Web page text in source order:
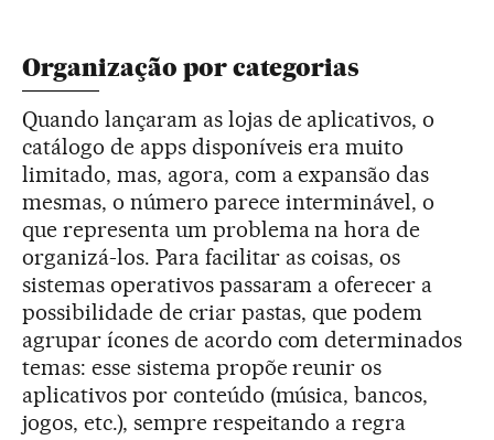
Organização por categorias
Quando lançaram as lojas de aplicativos, o
catálogo de apps disponíveis era muito
limitado, mas, agora, com a expansão das
mesmas, o número parece interminável, o
que representa um problema na hora de
organizá-los. Para facilitar as coisas, os
sistemas operativos passaram a oferecer a
possibilidade de criar pastas, que podem
agrupar ícones de acordo com determinados
temas: esse sistema propõe reunir os
aplicativos por conteúdo (música, bancos,
jogos, etc.), sempre respeitando a regra